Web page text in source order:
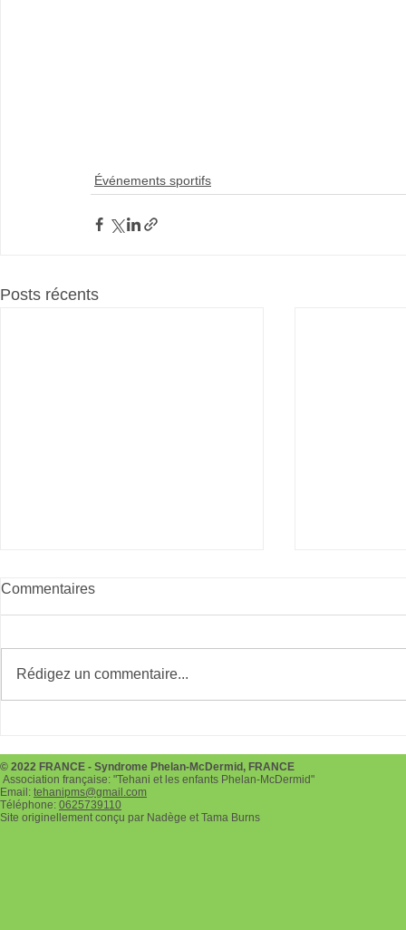
Événements sportifs
Posts récents
Commentaires
Rédigez un commentaire...
© 2022 FRANCE - Syndrome Phelan-McDermid, FRANCE
Association française: "Tehani et les enfants Phelan-McDermid"
Email: tehanipms@gmail.com
Téléphone: 0625739110
Site originellement conçu par Nadège et Tama Burns